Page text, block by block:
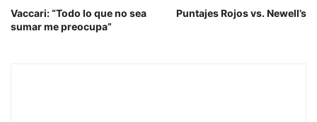
Vaccari: “Todo lo que no sea
sumar me preocupa”
Puntajes Rojos vs. Newell’s